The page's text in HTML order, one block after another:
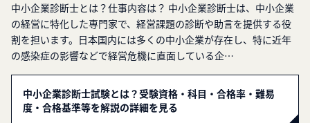
中小企業診断士とは？仕事内容は？ 中小企業診断士は、中小企業
の経営に特化した専門家で、経営課題の診断や助言を提供する役
割を担います。日本国内には多くの中小企業が存在し、特に近年
の感染症の影響などで経営危機に直面している企…
中小企業診断士試験とは？受験資格・科目・合格率・難易
度・合格基準等を解説の詳細を見る